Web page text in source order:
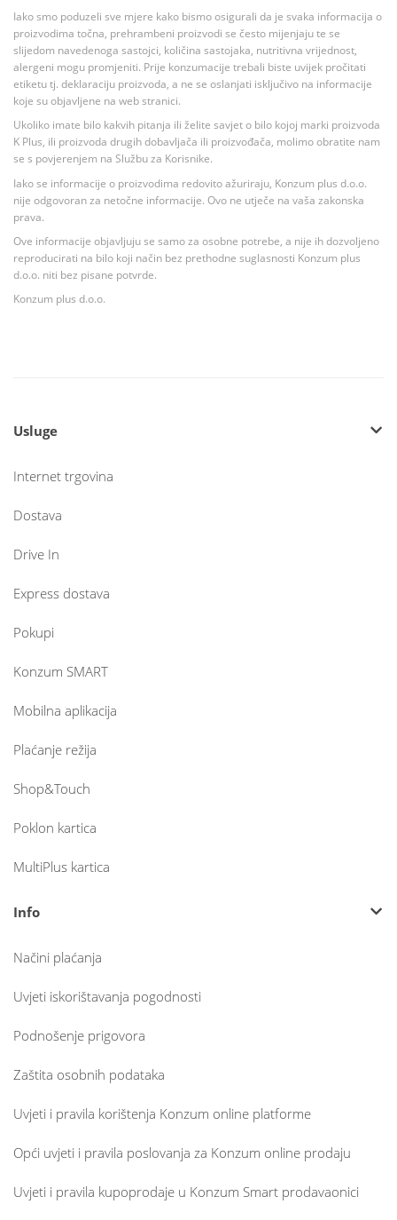
Iako smo poduzeli sve mjere kako bismo osigurali da je svaka informacija o
proizvodima točna, prehrambeni proizvodi se često mijenjaju te se
slijedom navedenoga sastojci, količina sastojaka, nutritivna vrijednost,
alergeni mogu promjeniti. Prije konzumacije trebali biste uvijek pročitati
etiketu tj. deklaraciju proizvoda, a ne se oslanjati isključivo na informacije
koje su objavljene na web stranici.
Ukoliko imate bilo kakvih pitanja ili želite savjet o bilo kojoj marki proizvoda
K Plus, ili proizvoda drugih dobavljača ili proizvođača, molimo obratite nam
se s povjerenjem na Službu za Korisnike.
Iako se informacije o proizvodima redovito ažuriraju, Konzum plus d.o.o.
nije odgovoran za netočne informacije. Ovo ne utječe na vaša zakonska
prava.
Ove informacije objavljuju se samo za osobne potrebe, a nije ih dozvoljeno
reproducirati na bilo koji način bez prethodne suglasnosti Konzum plus
d.o.o. niti bez pisane potvrde.
Konzum plus d.o.o.
Usluge
Internet trgovina
Dostava
Drive In
Express dostava
Pokupi
Konzum SMART
Mobilna aplikacija
Plaćanje režija
Shop&Touch
Poklon kartica
MultiPlus kartica
Info
Načini plaćanja
Uvjeti iskorištavanja pogodnosti
Podnošenje prigovora
Zaštita osobnih podataka
Uvjeti i pravila korištenja Konzum online platforme
Opći uvjeti i pravila poslovanja za Konzum online prodaju
Uvjeti i pravila kupoprodaje u Konzum Smart prodavaonici